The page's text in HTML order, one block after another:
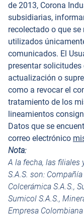
de 2013, Corona
subsidiarias,
recolectado o que
utilizados
comunicados. El
presentar
actualización o
como a revocar el
tratamiento de los
lineamientos
Datos que se
correo electrónico
Nota:
A la fecha, las filiales
S.A.S. son:
Colcerámica S.A.S.,
Sumicol S.A.S.,
Empresa